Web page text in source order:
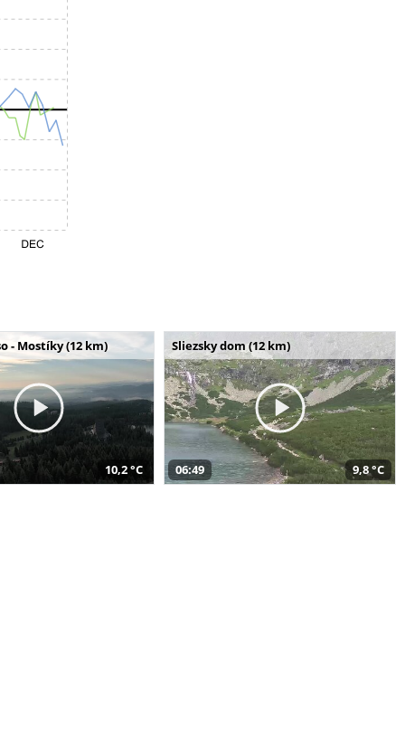
- Mostíky (12 km)
10,2 °C
Sliezsky dom (12 km)
06:49 9,8 °C